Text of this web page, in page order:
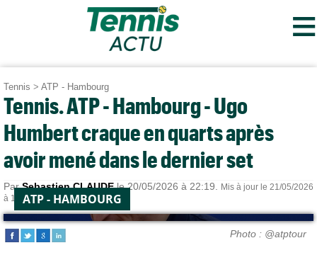
≡
Tennis > ATP - Hambourg
Tennis. ATP - Hambourg - Ugo
Humbert craque en quarts après
avoir mené dans le dernier set
ParSebastien CLAUDEle 20/05/2026 à 22:19.
Mis à jour le 21/05/2026
à 15:45.ATP - HAMBOURG
Photo : @atptour